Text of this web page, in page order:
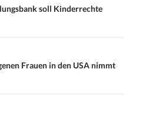
soll Kinderrechte
Frauen in den USA nimmt